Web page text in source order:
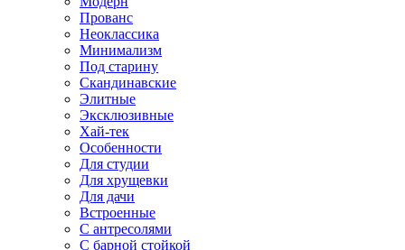
Прованс
Неоклассика
Минимализм
Под старину
Скандинавские
Элитные
Эксклюзивные
Хай-тек
Особенности
Для студии
Для хрущевки
Для дачи
Встроенные
С антресолями
С барной стойкой